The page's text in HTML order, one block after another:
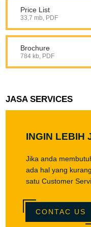
Price List
33,7 mb, PDF
Brochure
784 kb, PDF
JASA SERVICES
INGIN LEBIH
Jika anda
ada hal yang
satu Customer
CONTAC US